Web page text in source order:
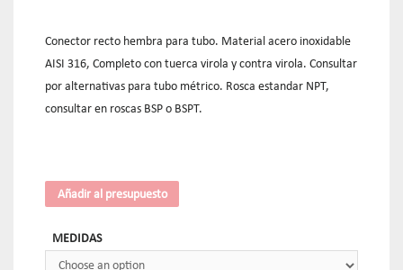
Conector recto hembra para tubo. Material acero inoxidable
AISI 316, Completo con tuerca virola y contra virola. Consultar
por alternativas para tubo métrico. Rosca estandar NPT,
consultar en roscas BSP o BSPT.
Añadir al presupuesto
MEDIDAS